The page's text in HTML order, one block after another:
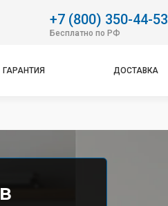
+7 (800) 350-44-53
Бесплатно по РФ
ГАРАНТИЯ ДОСТАВКА